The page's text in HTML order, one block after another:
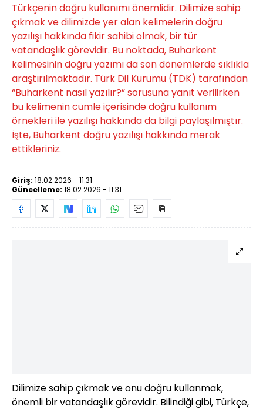
Türkçenin doğru kullanımı önemlidir. Dilimize sahip
çıkmak ve dilimizde yer alan kelimelerin doğru
yazılışı hakkında fikir sahibi olmak, bir tür
vatandaşlık görevidir. Bu noktada, Buharkent
kelimesinin doğru yazımı da son dönemlerde sıklıkla
araştırılmaktadır. Türk Dil Kurumu (TDK) tarafından
“Buharkent nasıl yazılır?” sorusuna yanıt verilirken
bu kelimenin cümle içerisinde doğru kullanım
örnekleri ile yazılışı hakkında da bilgi paylaşılmıştır.
İşte, Buharkent doğru yazılışı hakkında merak
ettikleriniz.
Giriş: 18.02.2026 - 11:31
Güncelleme: 18.02.2026 - 11:31
Dilimize sahip çıkmak ve onu doğru kullanmak,
önemli bir vatandaşlık görevidir. Bilindiği gibi, Türkçe,